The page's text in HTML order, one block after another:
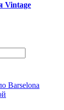
Vintage